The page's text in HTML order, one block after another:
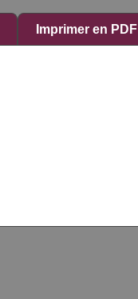
Imprimer en PDF